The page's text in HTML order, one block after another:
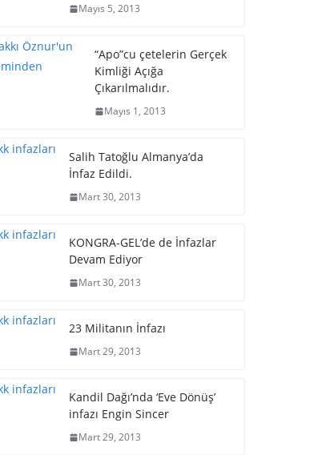
Mayıs 5, 2013
“Apo”cu çetelerin Gerçek
Kimliği Açığa
Çıkarılmalıdır.
Mayıs 1, 2013
Salih Tatoğlu Almanya’da
İnfaz Edildi.
Mart 30, 2013
KONGRA-GEL’de de İnfazlar
Devam Ediyor
Mart 30, 2013
23 Militanın İnfazı
Mart 29, 2013
Kandil Dağı’nda ‘Eve Dönüş’
infazı Engin Sincer
Mart 29, 2013